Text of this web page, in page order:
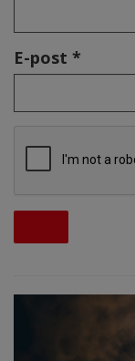
E-post *